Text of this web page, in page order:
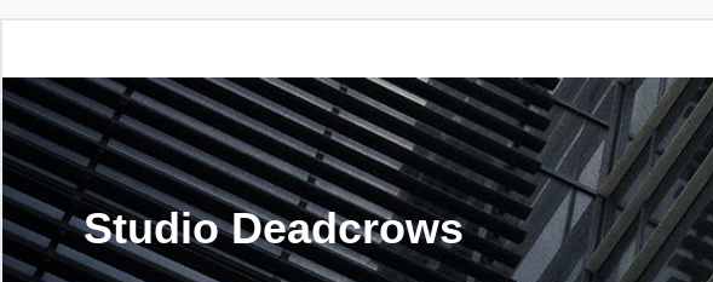
Studio Deadcrows